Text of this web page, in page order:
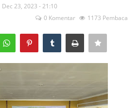
Dec 23, 2023 - 21:10
0 Komentar
1173 Pembaca